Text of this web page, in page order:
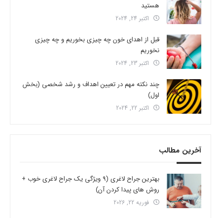
هستید
اکتبر 24, 2024
قبل از اهدای خون چه چیزی بخوریم و چه چیزی
نخوریم
اکتبر 23, 2024
چند نکته مهم در تعیین اهداف و رشد شخصی (بخش
اول)
اکتبر 22, 2024
آخرین مطالب
بهترین جراح لاغری (9 ویژگی یک جراح لاغری خوب +
روش های پیدا کردن آن)
فوریه 22, 2026